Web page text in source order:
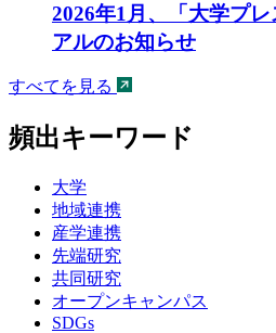
2026年1月、「大学プ
アルのお知らせ
すべてを見る
頻出キーワード
大学
地域連携
産学連携
先端研究
共同研究
オープンキャンパス
SDGs